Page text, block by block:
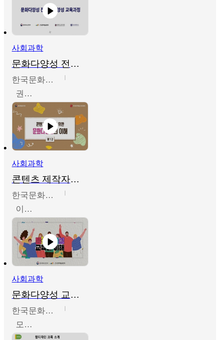
사회과학
문화다양성 전문인력 양성 기본과정 - 문화다양성의 이해
한국문화예술교육진흥원
권숙인 외 8명
사회과학
콘텐츠 제작자를 위한 문화다양성의 이해
한국문화예술교육진흥원
이성민
사회과학
문화다양성 교육의 이해
한국문화예술교육진흥원
모경환,성상환,정문성